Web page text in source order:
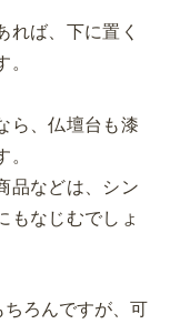
れば、下に置く
ら、仏壇台も漆
品などは、シン
もなじむでしょ
ちろんですが、可